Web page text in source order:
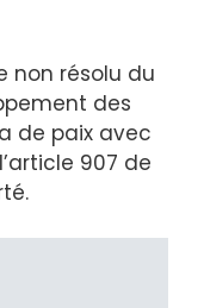
non résolu du
des
de paix avec
907 de